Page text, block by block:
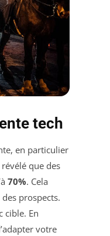
tech
en particulier
que des
70%. Cela
prospects.
cible. En
votre